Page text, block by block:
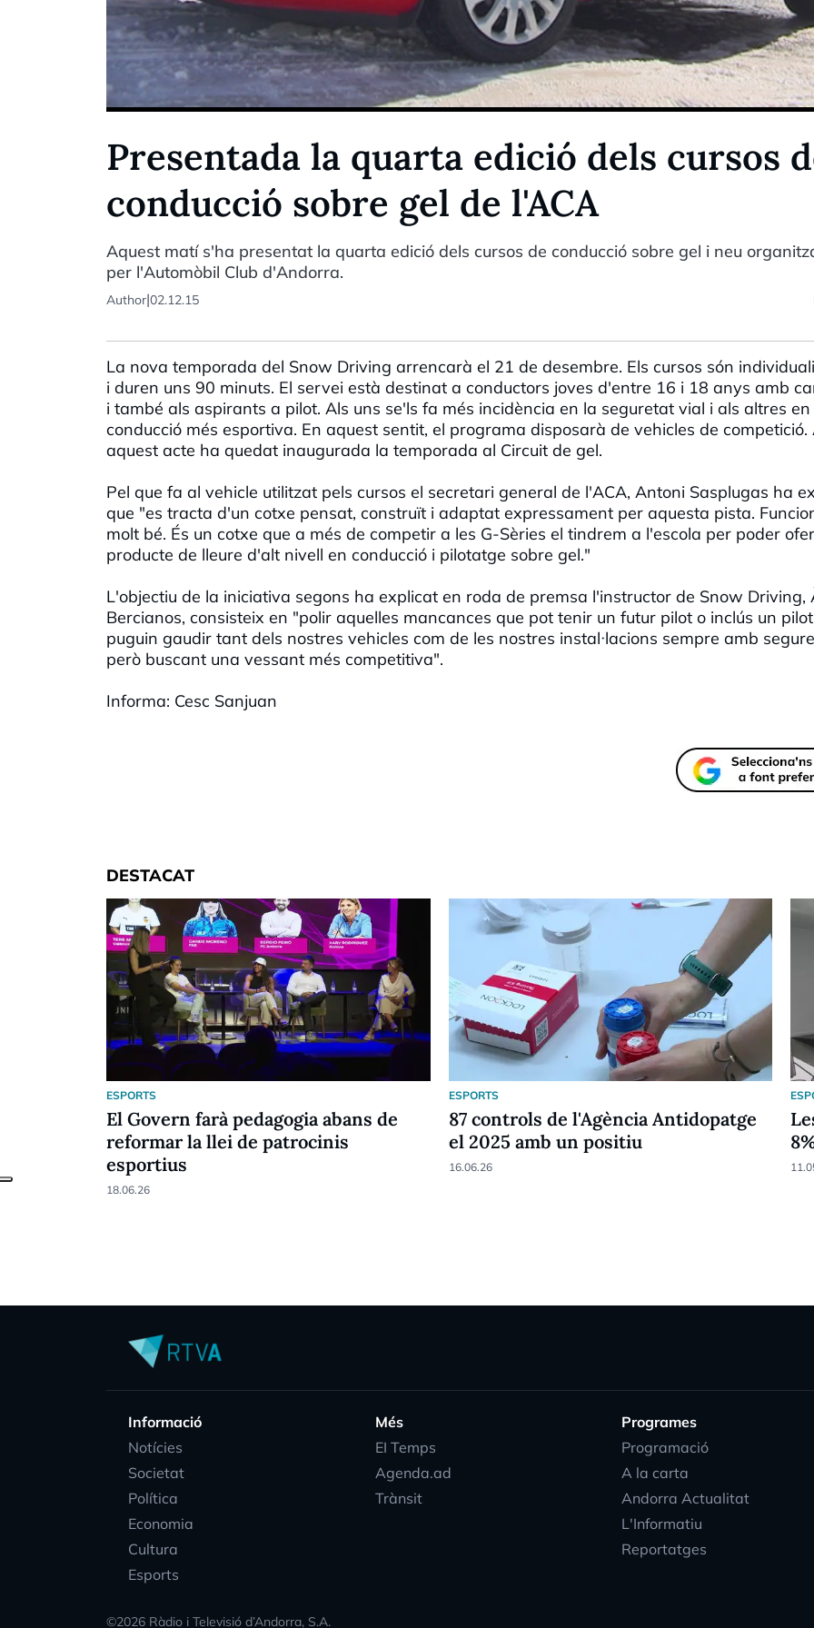
Presentada la quarta edició dels cursos
conducció sobre gel de l'ACA
Aquest matí s'ha presentat la quarta edició dels cursos de conducció sobre gel i neu
per l'Automòbil Club d'Andorra.
Author|02.12.15
La nova temporada del Snow Driving arrencarà el 21 de desembre. Els cursos són
i duren uns 90 minuts. El servei està destinat a conductors joves d'entre 16 i 18 anys amb
i també als aspirants a pilot. Als uns se'ls fa més incidència en la seguretat vial i als altres en
conducció més esportiva. En aquest sentit, el programa disposarà de vehicles de competició.
aquest acte ha quedat inaugurada la temporada al Circuit de gel.
Pel que fa al vehicle utilitzat pels cursos el secretari general de l'ACA, Antoni Sasplugas ha
que "es tracta d'un cotxe pensat, construït i adaptat expressament per aquesta pista.
molt bé. És un cotxe que a més de competir a les G-Sèries el tindrem a l'escola per poder
producte de lleure d'alt nivell en conducció i pilotatge sobre gel."
L'objectiu de la iniciativa segons ha explicat en roda de premsa l'instructor de Snow Driving,
Bercianos, consisteix en "polir aquelles mancances que pot tenir un futur pilot o inclús un
puguin gaudir tant dels nostres vehicles com de les nostres instal·lacions sempre amb
però buscant una vessant més competitiva".
Informa: Cesc Sanjuan
DESTACAT
ESPORTS
El Govern farà pedagogia abans de
reformar la llei de patrocinis
esportius
18.06.26
ESPORTS
87 controls de l'Agència Antidopatge
el 2025 amb un positiu
16.06.26
Informació
Notícies
Societat
Política
Economia
Cultura
Esports
Més
EI Temps
Agenda.ad
Trànsit
Programes
Programació
A la carta
Andorra Actualitat
L'Informatiu
Reportatges
©2026 Ràdio i Televisió d’Andorra, S.A.